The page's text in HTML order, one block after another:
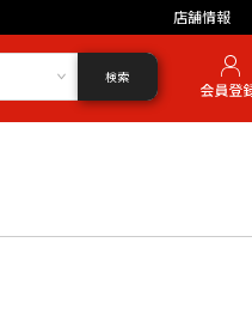
店舗情報
検索